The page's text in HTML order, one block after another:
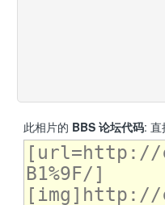
此相片的 BBS 论坛代码: 直